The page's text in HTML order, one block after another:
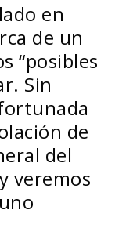
en
de un
“posibles
Sin
de
del
veremos